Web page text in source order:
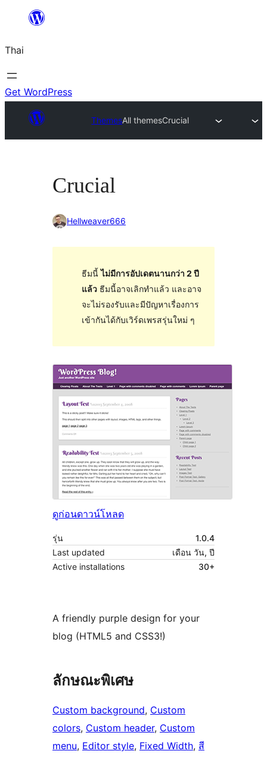
ยัง
เนื้อหา
Thai
Get WordPress
ThemesAll themesCrucial
Crucial
Hellweaver666
ธีมนี้ไม่มีการอัปเดตนานกว่า 2 ปี
แล้วธีมนี้อาจเลิกทำแล้ว และอาจ
จะไม่รองรับและมีปัญหาเรื่องการ
เข้ากันได้กับเวิร์ดเพรสรุ่นใหม่ ๆ
ดูก่อนดาวน์โหลด
รุ่น
1.0.4
Last updated
เดือน วัน, ปี
Active installations
30+
A friendly purple design for your
blog (HTML5 and CSS3!)
ลักษณะพิเศษ
Custom background, Custom
colors, Custom header, Custom
menu, Editor style, Fixed Width, สี